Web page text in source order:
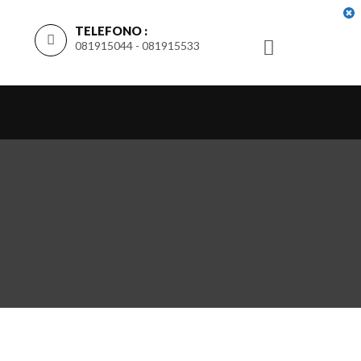
TELEFONO :
081915044 - 081915533